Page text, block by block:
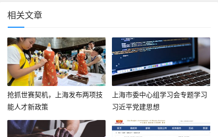
相关文章
抢抓世赛契机，上海发布两项技
能人才新政策
上海市委中心组学习会专题学习
习近平党建思想